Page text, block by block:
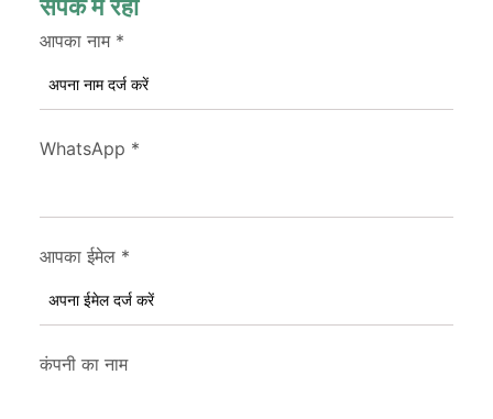
संपर्क में रहो
आपका नाम *
WhatsApp *
आपका ईमेल *
कंपनी का नाम